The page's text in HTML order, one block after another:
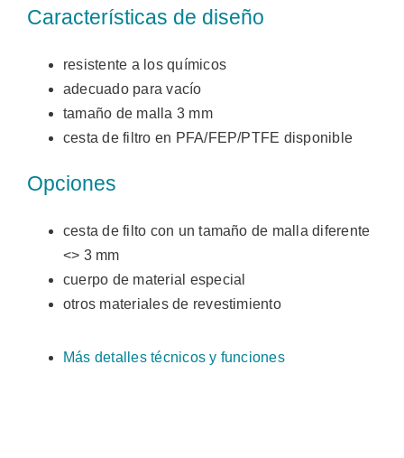
Características de diseño
resistente a los químicos
adecuado para vacío
tamaño de malla 3 mm
cesta de filtro en PFA/FEP/PTFE disponible
Opciones
cesta de filto con un tamaño de malla diferente
<> 3 mm
cuerpo de material especial
otros materiales de revestimiento
Más detalles técnicos y funciones